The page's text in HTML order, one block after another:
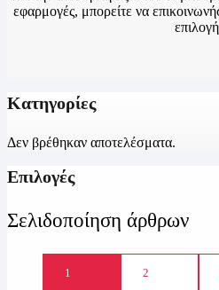
εφαρμογές, μπορείτε να
Κατηγορίες
Δεν βρέθηκαν αποτελέσματα.
Επιλογές
Σελιδοποίηση άρθρων
1 2